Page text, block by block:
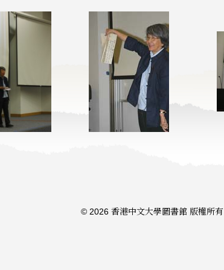
© 2026 香港中文大學圖書館 版權所有